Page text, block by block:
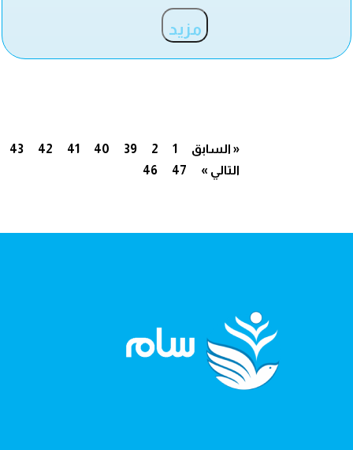
مزيد
« السابق 1
2
39
40
41
42
43
46
47 التالي »